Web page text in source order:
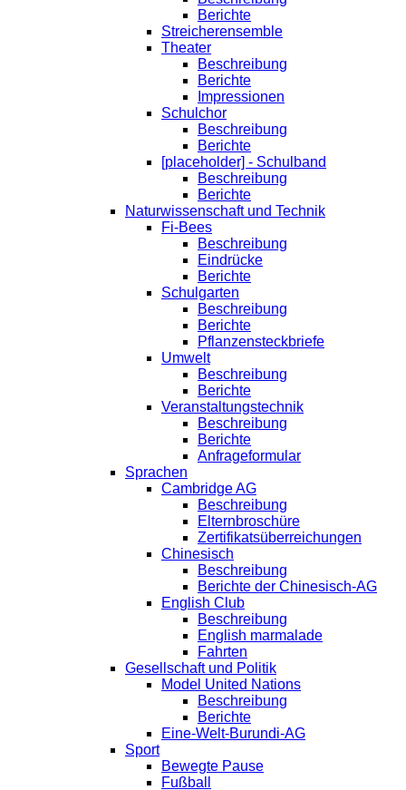
Berichte
Streicherensemble
Theater
Beschreibung
Berichte
Impressionen
Schulchor
Beschreibung
Berichte
[placeholder] - Schulband
Beschreibung
Berichte
Naturwissenschaft und Technik
Fi-Bees
Beschreibung
Eindrücke
Berichte
Schulgarten
Beschreibung
Berichte
Pflanzensteckbriefe
Umwelt
Beschreibung
Berichte
Veranstaltungstechnik
Beschreibung
Berichte
Anfrageformular
Sprachen
Cambridge AG
Beschreibung
Elternbroschüre
Zertifikatsüberreichungen
Chinesisch
Beschreibung
Berichte der Chinesisch-AG
English Club
Beschreibung
English marmalade
Fahrten
Gesellschaft und Politik
Model United Nations
Beschreibung
Berichte
Eine-Welt-Burundi-AG
Sport
Bewegte Pause
Fußball